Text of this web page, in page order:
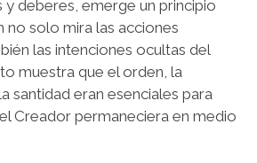
deberes, emerge un principio
no solo mira las acciones
las intenciones ocultas del
muestra que el orden, la
santidad eran esenciales para
Creador permaneciera en medio